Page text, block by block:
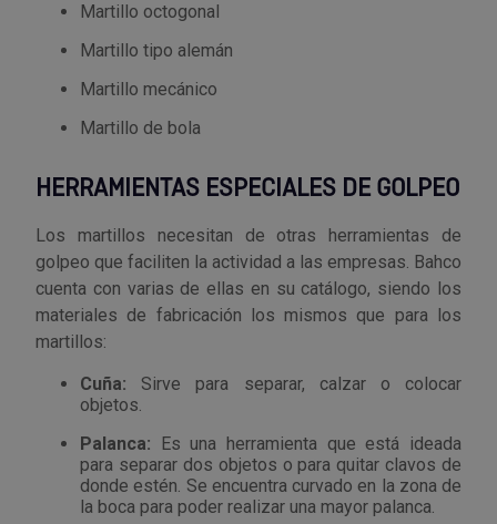
Martillo octogonal
Martillo tipo alemán
Martillo mecánico
Martillo de bola
HERRAMIENTAS ESPECIALES DE GOLPEO
Los martillos necesitan de otras herramientas de
golpeo que faciliten la actividad a las empresas. Bahco
cuenta con varias de ellas en su catálogo, siendo los
materiales de fabricación los mismos que para los
martillos:
Cuña: Sirve para separar, calzar o colocar
objetos.
Palanca: Es una herramienta que está ideada
para separar dos objetos o para quitar clavos de
donde estén. Se encuentra curvado en la zona de
la boca para poder realizar una mayor palanca.